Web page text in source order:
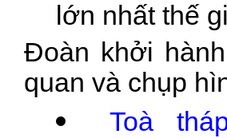
lớn nhất thế
Đoàn khởi
quan và chụp
Toà